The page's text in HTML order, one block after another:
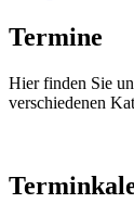
Termine
Hier finden Sie
verschiedenen